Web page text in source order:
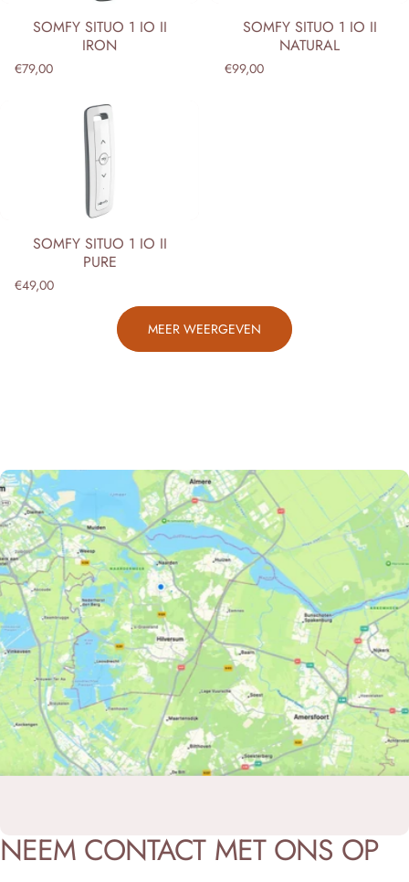
SOMFY SITUO 1 IO II
IRON
€79,00
SOMFY SITUO 1 IO II
NATURAL
€99,00
SOMFY SITUO 1 IO II
PURE
€49,00
MEER WEERGEVEN
NEEM CONTACT MET ONS OP